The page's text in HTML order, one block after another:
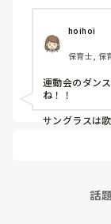
hoihoi
保育士, 保
運動会のダン
ね！！
サングラスは
話